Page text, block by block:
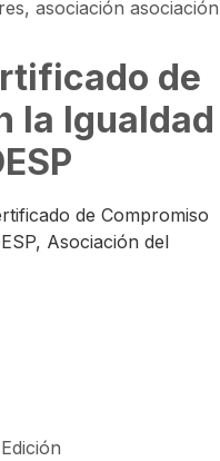
de
la Igualdad
de Compromiso
Asociación del